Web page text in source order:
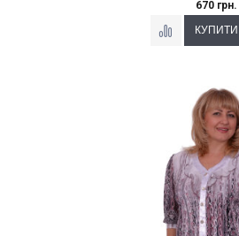
670 грн.
Наклейки